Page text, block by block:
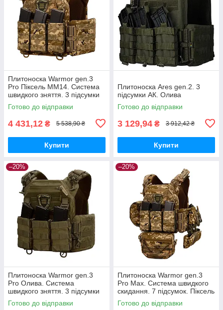
Плитоноска Warmor gen.3
Pro Піксель ММ14. Система
швидкого зняття. 3 підсумки
Готово до відправки
4 431,12 ₴ 5 538,90 ₴
Купити
Плитоноска Ares gen.2. 3
підсумки АК. Олива
Готово до відправки
3 129,94 ₴ 3 912,42 ₴
Купити
–20%
Плитоноска Warmor gen.3
Pro Олива. Система
швидкого зняття. 3 підсумки
Готово до відправки
–20%
Плитоноска Warmor gen.3
Pro Max. Система швидкого
скидання. 7 підсумок. Піксель
ММ14
Готово до відправки